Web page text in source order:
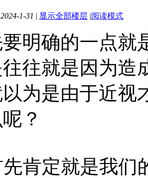
1-31 | 显示全部楼层 |阅读模式
明确的一点就
往就是因为造
为是由于近视
？
定就是我们